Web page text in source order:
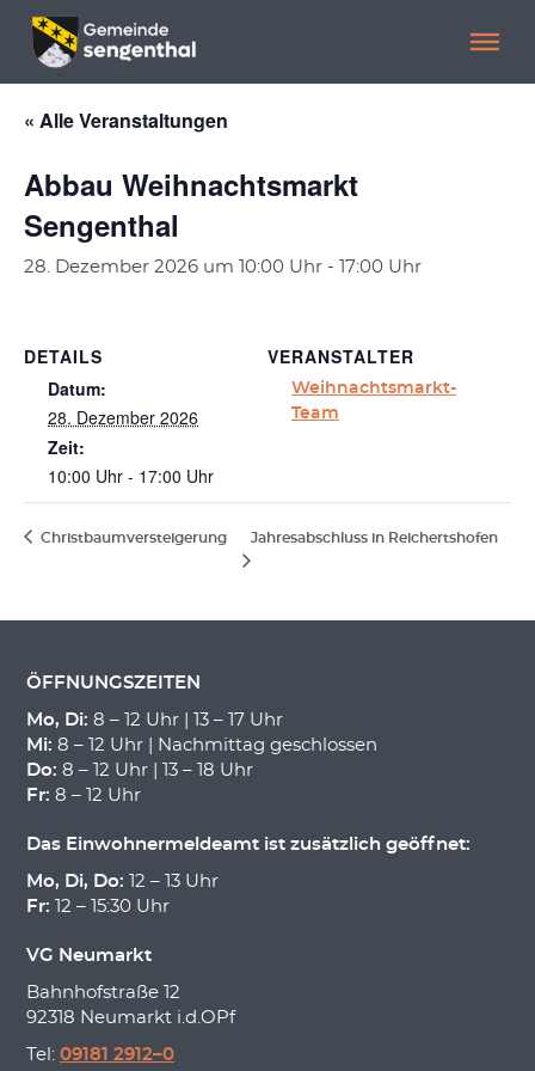
Menü überspringen
Menü überspringen
« Alle Veranstaltungen
Abbau Weihnachtsmarkt
Sengenthal
28. Dezember 2026 um 10:00 Uhr - 17:00 Uhr
DETAILS
Datum:
28. Dezember 2026
Zeit:
10:00 Uhr - 17:00 Uhr
VERANSTALTER
Weihnachtsmarkt-
Team
Christbaumversteigerung Jahresabschluss in Reichertshofen
ÖFFNUNGSZEITEN
Mo, Di: 8 – 12 Uhr | 13 – 17 Uhr
Mi: 8 – 12 Uhr | Nachmittag geschlossen
Do: 8 – 12 Uhr | 13 – 18 Uhr
Fr: 8 – 12 Uhr
Das Einwohnermeldeamt ist zusätzlich geöffnet:
Mo, Di, Do: 12 – 13 Uhr
Fr: 12 – 15:30 Uhr
VG Neumarkt
Bahnhofstraße 12
92318 Neumarkt i.d.OPf
Tel: 09181 2912–0